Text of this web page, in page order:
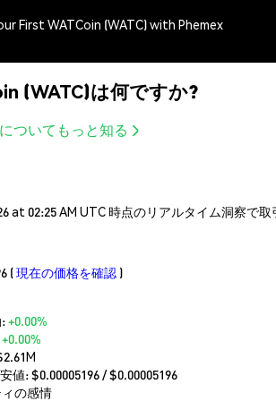
First WATCoin (WATC) with Phemex
(WATC)は何ですか?
ついてもっと知る
at 02:25 AM UTC 時点のリアルタイム洞察で
(現在の価格を確認 )
+0.00%
+0.00%
値: $0.00005196/ $0.00005196
の感情